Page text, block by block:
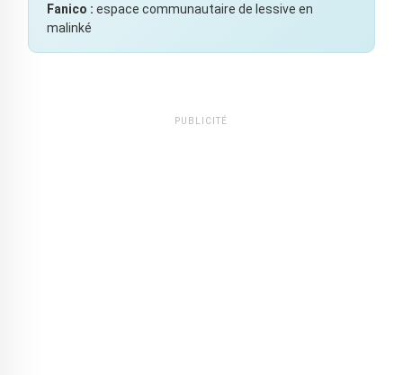
Fanico : espace communautaire de lessive en
malinké
PUBLICITÉ